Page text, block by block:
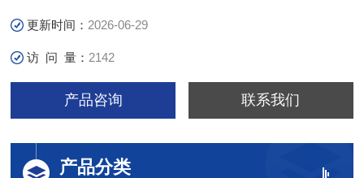
更新时间： 2026-06-29
访 问 量： 2142
产品咨询 联系我们
产品分类